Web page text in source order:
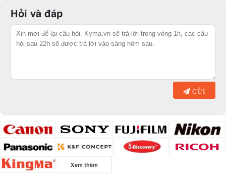
Canon, Nikon, Sony và nhiều hãng khác.
Hỏi và đáp
GỬI
Xem thêm